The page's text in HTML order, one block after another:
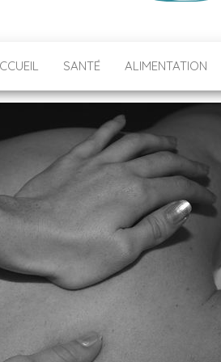
SANTÉ ALIMENTATION